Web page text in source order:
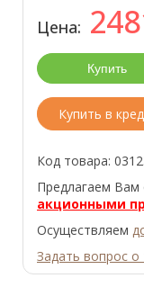
Цена:
Купить в
Код товара:
Предлагаем Вам
акционными
Осуществляем
Задать вопрос о